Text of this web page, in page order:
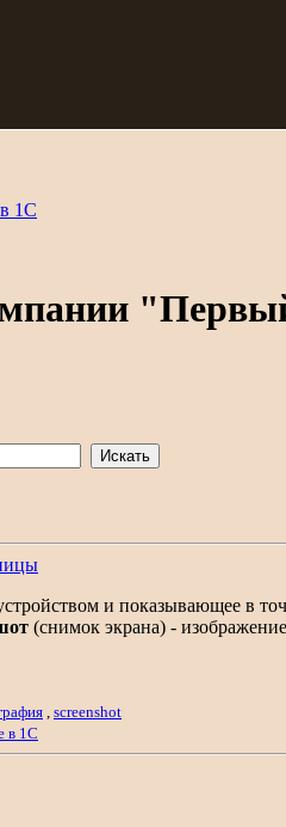
1С
и показывающее в
(снимок экрана) -
screenshot
в 1С